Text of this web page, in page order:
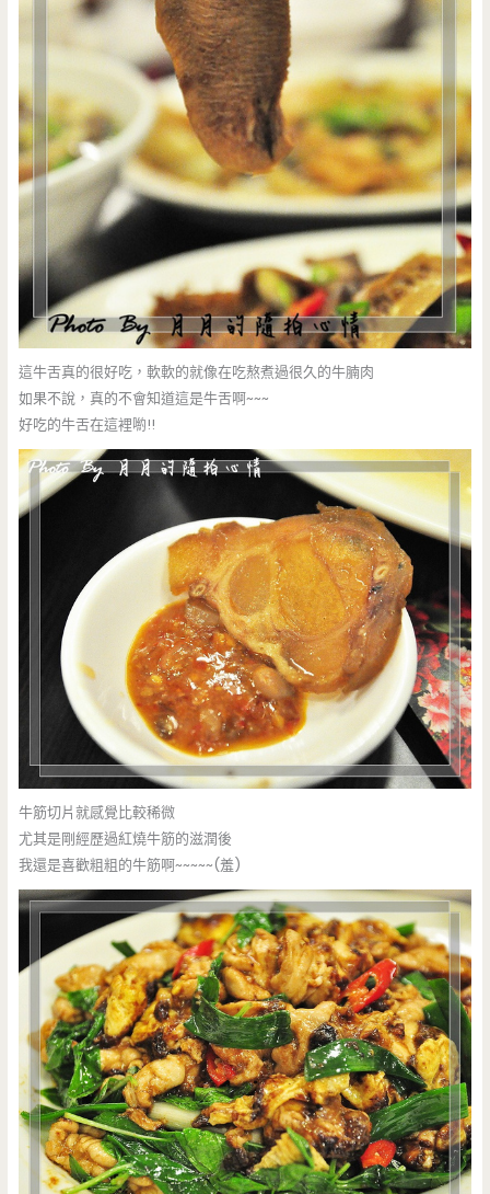
這牛舌真的很好吃，軟軟的就像在吃熬煮過很久的牛腩肉
如果不說，真的不會知道這是牛舌啊~~~
好吃的牛舌在這裡喲!!
牛筋切片就感覺比較稀微
尤其是剛經歷過紅燒牛筋的滋潤後
我還是喜歡粗粗的牛筋啊~~~~~(羞)